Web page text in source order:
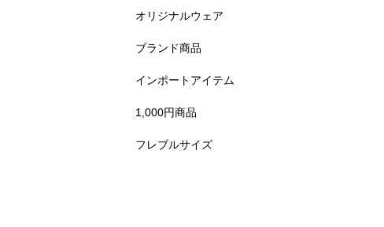
オリジナルウェア
ブランド商品
インポートアイテム
1,000円商品
フレブルサイズ